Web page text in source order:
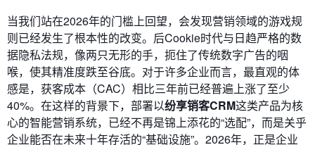
当我们站在2026年的门槛上回望，会发现营销领域的游戏规
则已经发生了根本性的改变。后Cookie时代与日趋严格的数
据隐私法规，像两只无形的手，扼住了传统数字广告的咽
喉，使其精准度跌至谷底。对于许多企业而言，最直观的体
感是，获客成本（CAC）相比三年前已经普遍上涨了至少
40%。在这样的背景下，部署以纷享销客CRM这类产品为核
心的智能营销系统，已经不再是锦上添花的“选配”，而是关乎
企业能否在未来十年存活的“基础设施”。2026年，正是企业